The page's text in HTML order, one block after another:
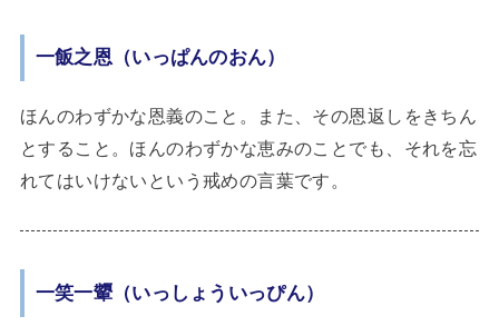
一飯之恩（いっぱんのおん）
ほんのわずかな恩義のこと。また、その恩返しをきちん
とすること。ほんのわずかな恵みのことでも、それを忘
れてはいけないという戒めの言葉です。
一笑一顰（いっしょういっぴん）